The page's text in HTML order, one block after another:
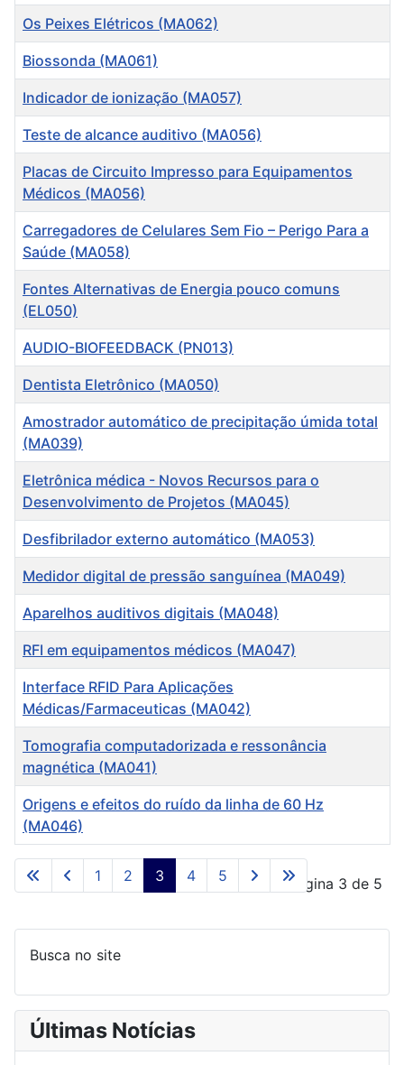
Artigos
Os Peixes Elétricos (MA062)
Biossonda (MA061)
Indicador de ionização (MA057)
Teste de alcance auditivo (MA056)
Placas de Circuito Impresso para Equipamentos
Médicos (MA056)
Carregadores de Celulares Sem Fio – Perigo Para a
Saúde (MA058)
Fontes Alternativas de Energia pouco comuns
(EL050)
AUDIO-BIOFEEDBACK (PN013)
Dentista Eletrônico (MA050)
Amostrador automático de precipitação úmida total
(MA039)
Eletrônica médica - Novos Recursos para o
Desenvolvimento de Projetos (MA045)
Desfibrilador externo automático (MA053)
Medidor digital de pressão sanguínea (MA049)
Aparelhos auditivos digitais (MA048)
RFI em equipamentos médicos (MA047)
Interface RFID Para Aplicações
Médicas/Farmaceuticas (MA042)
Tomografia computadorizada e ressonância
magnética (MA041)
Origens e efeitos do ruído da linha de 60 Hz
(MA046)
Página 3 de 5
1 2 3 4 5
Busca no site
Últimas Notícias